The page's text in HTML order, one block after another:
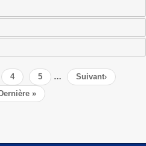
Page
4 Page
5 …
Page
suivante
Suivant›
Dernière
Dernière »